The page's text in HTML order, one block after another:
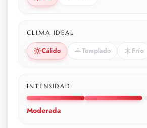
CLIMA IDEAL
Cálido Templado Frío
INTENSIDAD
Moderada